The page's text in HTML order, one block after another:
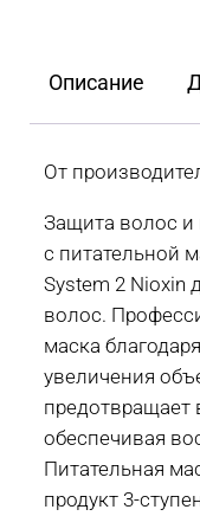
для
истонченных
волос
100
мл
Описание
От
Защита волос
с питательной
System 2 Nioxin
волос.
маска
увеличения
предотвращает
обеспечивая
Питательная
продукт 3-